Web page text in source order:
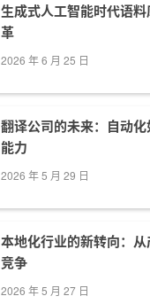
生成式人工智能时代语
革
2026 年 6 月 25 日
翻译公司的未来：自动
能力
2026 年 5 月 29 日
本地化行业的新转向：
竞争
2026 年 5 月 27 日